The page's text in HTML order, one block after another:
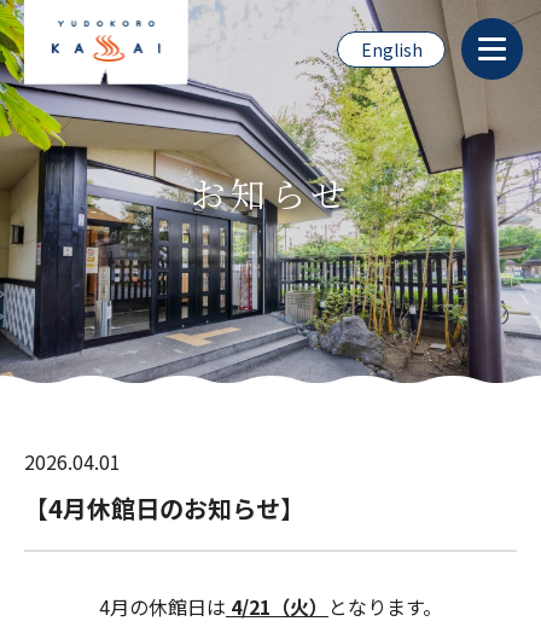
English
お知らせ
2026.04.01
【4月休館日のお知らせ】
4月の休館日は 4/21（火） となります。